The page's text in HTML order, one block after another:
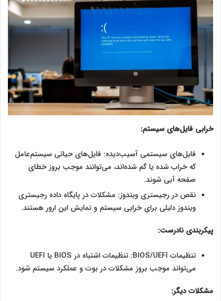
خرابی فایل‌های سیستم:
فایل‌های سیستمی آسیب‌دیده: فایل‌های حیاتی سیستم‌عامل
که خراب شده یا گم شده‌اند، می‌توانند موجب بروز خطای
صفحه آبی شوند.
نقص در رجیستری ویندوز: مشکلات در پایگاه داده رجیستری
ویندوز دلیلی برای خرابی سیستم و نمایش این ارور هستند.
پیکربندی نادرست:
تنظیمات BIOS/UEFI: تنظیمات اشتباه در BIOS یا UEFI
می‌تواند موجب بروز مشکلات در بوت و عملکرد سیستم شود.
مشکلات دیگر: